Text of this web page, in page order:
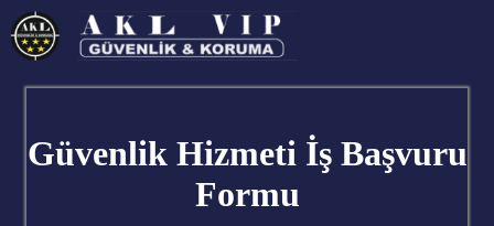
Güvenlik Hizmeti İş Başvuru
Formu